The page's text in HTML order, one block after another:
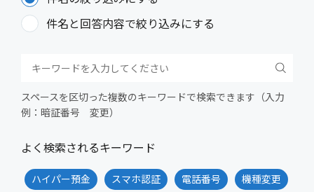
件名と回答内容で絞り込みにする
スペースを区切った複数のキーワードで検索できます（入力
例：暗証番号 変更）
よく検索されるキーワード
ハイパー預金 スマホ認証 電話番号 機種変更